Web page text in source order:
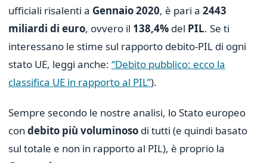
ufficiali risalenti a Gennaio 2020, è pari a 2443
miliardi di euro, ovvero il 138,4% del PIL. Se ti
interessano le stime sul rapporto debito-PIL di ogni
stato UE, leggi anche: “Debito pubblico: ecco la
classifica UE in rapporto al PIL”).
Sempre secondo le nostre analisi, lo Stato europeo
con debito più voluminoso di tutti (e quindi basato
sul totale e non in rapporto al PIL), è proprio la